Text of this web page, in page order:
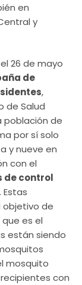
en
y
26 de mayo
de
,
de Salud
población de
por sí solo
y nueve en
con el
de control
Estas
objetivo de
que es el
están siendo
mosquito
con